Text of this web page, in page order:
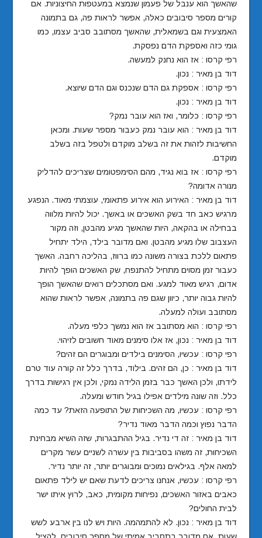
שהאשך הוא ענבל של פעמון שנמצא במעטפות החיצוניות. אם
קורים מספר סיבובים כאלה, אפשר לראות פה, גם בתמונה
האמצעית וגם בשמאלית, שהאשך מסתובב סביב עצמו, כמו
גומי כזה ואספקת הדם נפסקת.
רפי קרסו : אז הוא נחנק למעשה.
דוד בן מאיר : נכון.
רפי קרסו : אספקת גם הדם שנכנס וגם הדם שיוצא.
דוד בן מאיר : נכון.
רפי קרסו : כלומר, ואז הוא עובר נמק?
דוד בן מאיר : הוא עובר נמק כעבור מספר שעות. ומכאן
החשיבות לזהות את זה בשלב מוקדם ולטפל בזה בשלב
מוקדם.
רפי קרסו : אז בוא נגיד, מהם הסימפטומים שצריכים להדליק
מנורה אדומה?
דוד בן מאיר : האירוע הוא אירוע פתאומי, עוצמתי מאוד. הנפגע
מרגיש כאב חד בשק האשכים או באשך. יכול להיות מלווה
בבחילה או בהקאה, היות שהאשך מגיע מהבטן, וזה מקור
העצבוב שלו מגיע מהבטן. ואם מדובר בילד, הילד יתחיל
פתאום ללכת בצורה משונה כמו ברווז, בהליכה רחבה. האשך
כעבור זמן מסוים מתחיל להתנפח, שק האשכים הופך להיות
אדום, רגיש מאוד למגע. ואם מסתכלים רואים שהאשך הופך
להיות גבוה יותר, כיוון שגם פה בתמונה, אפשר לראות שהוא
מסתובב ועולה למעלה.
רפי קרסו : הוא מסתובב אז הוא נמשך כלפי מעלה.
דוד בן מאיר : נכון, אז אלו סימנים מאוד חשובים לזיהוי.
רפי קרסו : עכשיו, הסימנים בילדים ומבוגרים הם זהים?
דוד בן מאיר : כן, הם זהים. בילוד, בדרך כלל זה קורה עוד טרם
לידתו, ולכן האשך כבר בזמן הלידה נמקי, ולכן אין רגישות בדרך
כלל. וזה שונה מילדים אפילו בגיל חודש ומעלה.
רפי קרסו : עכשיו, מה השכיחות של התופעה הזאת? עד כמה
הדבר נפוץ וכמה הדבר מאוד נדיר?
דוד בן מאיר : זה די נדיר. בגיל ההתבגרות, שזה השיא מבחינת
השכיחות, זה משהו בסביבות בין עשרה לשניים עשר מקרים
למאה אלף. בגילאים נמוכים ומבוגרים יותר, זה יותר נדיר.
רפי קרסו : עכשיו, אנחנו צריכים לדעת שאם יש לילד פתאום
כאבים באזור האשכים, נפיחות מקומית, כאב, לרוץ איתו ישר
לבית החולים?
דוד בן מאיר : נכון. לא להתמהמה. היות ויש לנו בין ארבע לשש